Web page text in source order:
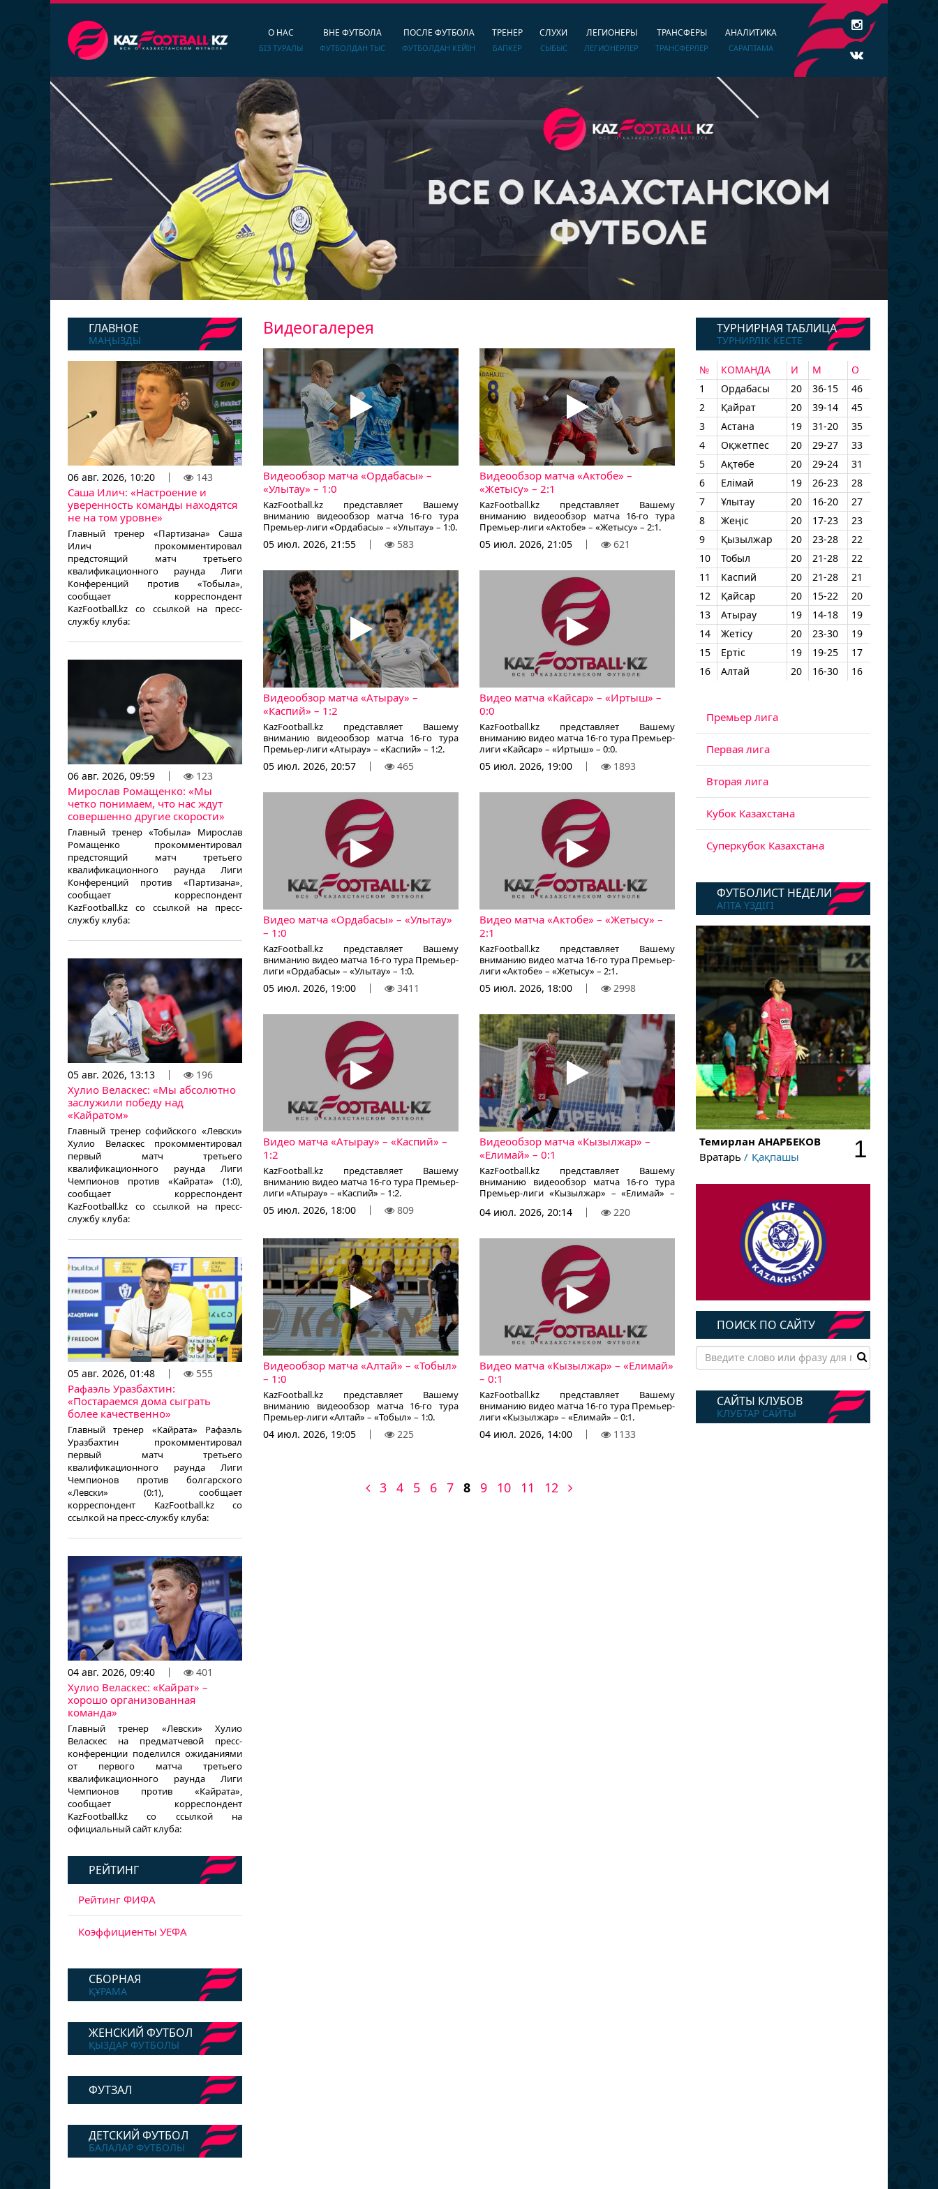
О НАС
БІЗ ТУРАЛЫ
ВНЕ ФУТБОЛА
ФУТБОЛДАН ТЫС
ПОСЛЕ ФУТБОЛА
ФУТБОЛДАН КЕЙІН
ТРЕНЕР
БАПКЕР
СЛУХИ
СЫБЫС
ЛЕГИОНЕРЫ
ЛЕГИОНЕРЛЕР
ТРАНСФЕРЫ
ТРАНСФЕРЛЕР
АНАЛИТИКА
САРАПТАМА
ГЛАВНОЕ
МАҢЫЗДЫ
06 авг. 2026, 10:20 143
Саша Илич: «Настроение и
уверенность команды находятся
не на том уровне»
Главный тренер «Партизана» Саша
Илич прокомментировал
предстоящий матч третьего
квалификационного раунда Лиги
Конференций против «Тобыла»,
сообщает корреспондент
KazFootball.kz со ссылкой на пресс-
службу клуба:
06 авг. 2026, 09:59 123
Мирослав Ромащенко: «Мы
четко понимаем, что нас ждут
совершенно другие скорости»
Главный тренер «Тобыла» Мирослав
Ромащенко прокомментировал
предстоящий матч третьего
квалификационного раунда Лиги
Конференций против «Партизана»,
сообщает корреспондент
KazFootball.kz со ссылкой на пресс-
службу клуба:
05 авг. 2026, 13:13 196
Хулио Веласкес: «Мы абсолютно
заслужили победу над
«Кайратом»
Главный тренер софийского «Левски»
Хулио Веласкес прокомментировал
первый матч третьего
квалификационного раунда Лиги
Чемпионов против «Кайрата» (1:0),
сообщает корреспондент
KazFootball.kz со ссылкой на пресс-
службу клуба:
05 авг. 2026, 01:48 555
Рафаэль Уразбахтин:
«Постараемся дома сыграть
более качественно»
Главный тренер «Кайрата» Рафаэль
Уразбахтин прокомментировал
первый матч третьего
квалификационного раунда Лиги
Чемпионов против болгарского
«Левски» (0:1), сообщает
корреспондент KazFootball.kz со
ссылкой на пресс-службу клуба:
04 авг. 2026, 09:40 401
Хулио Веласкес: «Кайрат» –
хорошо организованная
команда»
Главный тренер «Левски» Хулио
Веласкес на предматчевой пресс-
конференции поделился ожиданиями
от первого матча третьего
квалификационного раунда Лиги
Чемпионов против «Кайрата»,
сообщает корреспондент
KazFootball.kz со ссылкой на
официальный сайт клуба:
РЕЙТИНГ
Рейтинг ФИФА
Коэффициенты УЕФА
СБОРНАЯ
ҚҰРАМА
ЖЕНСКИЙ ФУТБОЛ
ҚЫЗДАР ФУТБОЛЫ
ФУТЗАЛ
ДЕТСКИЙ ФУТБОЛ
БАЛАЛАР ФУТБОЛЫ
Видеогалерея
Видеообзор матча «Ордабасы» –
«Улытау» – 1:0
KazFootball.kz представляет Вашему
вниманию видеообзор матча 16-го тура
Премьер-лиги «Ордабасы» – «Улытау» – 1:0.
05 июл. 2026, 21:55 583
Видеообзор матча «Актобе» –
«Жетысу» – 2:1
KazFootball.kz представляет Вашему
вниманию видеообзор матча 16-го тура
Премьер-лиги «Актобе» – «Жетысу» – 2:1.
05 июл. 2026, 21:05 621
Видеообзор матча «Атырау» –
«Каспий» – 1:2
KazFootball.kz представляет Вашему
вниманию видеообзор матча 16-го тура
Премьер-лиги «Атырау» – «Каспий» – 1:2.
05 июл. 2026, 20:57 465
Видео матча «Кайсар» – «Иртыш» –
0:0
KazFootball.kz представляет Вашему
вниманию видео матча 16-го тура Премьер-
лиги «Кайсар» – «Иртыш» – 0:0.
05 июл. 2026, 19:00 1893
Видео матча «Ордабасы» – «Улытау»
– 1:0
KazFootball.kz представляет Вашему
вниманию видео матча 16-го тура Премьер-
лиги «Ордабасы» – «Улытау» – 1:0.
05 июл. 2026, 19:00 3411
Видео матча «Актобе» – «Жетысу» –
2:1
KazFootball.kz представляет Вашему
вниманию видео матча 16-го тура Премьер-
лиги «Актобе» – «Жетысу» – 2:1.
05 июл. 2026, 18:00 2998
Видео матча «Атырау» – «Каспий» –
1:2
KazFootball.kz представляет Вашему
вниманию видео матча 16-го тура Премьер-
лиги «Атырау» – «Каспий» – 1:2.
05 июл. 2026, 18:00 809
Видеообзор матча «Кызылжар» –
«Елимай» – 0:1
KazFootball.kz представляет Вашему
вниманию видеообзор матча 16-го тура
Премьер-лиги «Кызылжар» – «Елимай» –
04 июл. 2026, 20:14 220
Видеообзор матча «Алтай» – «Тобыл»
– 1:0
KazFootball.kz представляет Вашему
вниманию видеообзор матча 16-го тура
Премьер-лиги «Алтай» – «Тобыл» – 1:0.
04 июл. 2026, 19:05 225
Видео матча «Кызылжар» – «Елимай»
– 0:1
KazFootball.kz представляет Вашему
вниманию видео матча 16-го тура Премьер-
лиги «Кызылжар» – «Елимай» – 0:1.
04 июл. 2026, 14:00 1133
3 4 5 6 7 8 9 10 11 12
ТУРНИРНАЯ ТАБЛИЦА
ТУРНИРЛІК КЕСТЕ
№ КОМАНДА И М
О
1
Ордабасы 20 36-15
46
2
Қайрат 20 39-14
45
3
Астана 19 31-20
35
4
Оқжетпес 20 29-27
33
5
Ақтөбе 20 29-24
31
6
Елімай 19 26-23
28
7
Ұлытау 20 16-20
27
8
Жеңіс 20 17-23
23
9
Қызылжар 20 23-28
22
10
Тобыл 20 21-28
22
11
Каспий 20 21-28
21
12
Қайсар 20 15-22
20
13
Атырау 19 14-18
19
14
Жетісу 20 23-30
19
15
Ертіс 19 19-25
17
16
Алтай 20 16-30 16
Премьер лига
Первая лига
Вторая лига
Кубок Казахстана
Суперкубок Казахстана
ФУТБОЛИСТ НЕДЕЛИ
АПТА ҮЗДІГІ
Темирлан АНАРБЕКОВ
Вратарь
Қақпашы 1
ПОИСК ПО САЙТУ
САЙТЫ КЛУБОВ
КЛУБТАР САЙТЫ